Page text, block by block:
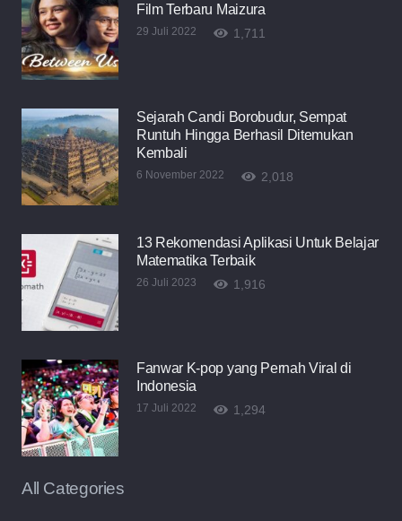
Film Terbaru Maizura
29 Juli 2022 1,711
Sejarah Candi Borobudur, Sempat
Runtuh Hingga Berhasil Ditemukan
Kembali
6 November 2022 2,018
13 Rekomendasi Aplikasi Untuk Belajar
Matematika Terbaik
26 Juli 2023 1,916
Fanwar K-pop yang Pernah Viral di
Indonesia
17 Juli 2022 1,294
All Categories